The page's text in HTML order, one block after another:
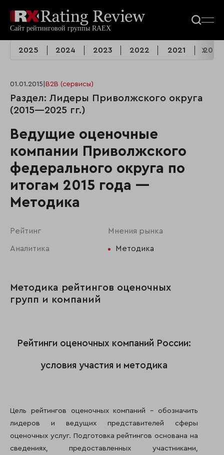
2025 2024 2023 2022 2021 2020
01.01.2015 B2B (сервисы)
Раздел: Лидеры Приволжского округа
(2015—2025 гг.)
Ведущие оценочные
компании Приволжского
федерального округа по
итогам 2015 года —
Методика
Рейтинг Мнения рынка
Аналитика Методика
Методика рейтингов оценочных
групп и компаний
Рейтинги оценочных компаний России:
условия участия и методика
Цель рейтингов оценочных компаний – обозначить
лидеров и ведущих представителей сферы
оценочных услуг. Подготовка рейтингов основана на
сведениях, предоставленных участниками,